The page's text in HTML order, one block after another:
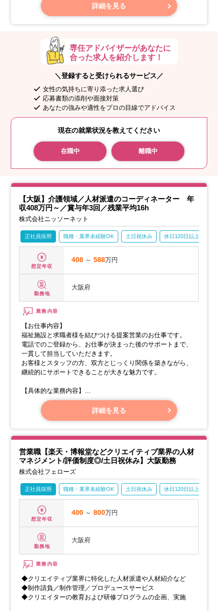
詳細を見る
専任アドバイザーがあなたに
合った求人を紹介します！
＼登録すると受けられるサービス／
女性の気持ちに寄り添った求人選び
応募書類の添削や面接対策
あなたの強みや適性をプロの目線でアドバイス
現在の就業状況を教えてください
在職中 離職中
【大阪】介護領域／人材派遣のコーディネーター 年
収408万円～／賞与年3回／残業平均16h
株式会社ニッソーネット
正社員採用 職種・業界未経験OK 土日祝休み 休日120日以上
想定年収
408 ～588万円
勤務地
大阪府
業務内容
【お仕事内容】
福祉施設と求職者様を結びつける提案営業のお仕事です。
電話でのご登録から、お仕事が決まった後のサポートまで、
一貫して担当していただきます。
お客様とスタッフの方、双方とじっくり関係を築きながら、
継続的にサポートできることが大きな魅力です。
【具体的な業務内容】
・電話でのご登録とお仕事のご提案
・お仕事の内容やご希望の条件を丁寧にお伺いし、スタッフ
の方のご希望にぴったり合うお仕事をご紹介します。
詳細を見る
営業職【楽天・博報堂などクリエイティブ業界の人材
マネジメント/評価制度◎/土日祝休み】大阪勤務
株式会社フェローズ
正社員採用 職種・業界未経験OK 土日祝休み 休日120日以上
想定年収
400 ～800万円
勤務地
大阪府
業務内容
◆クリエイティブ業界に特化した人材派遣や人材紹介など
◆制作請負／制作管理／プロデュースサービス
◆クリエイターの教育および研修プログラムの企画、実施